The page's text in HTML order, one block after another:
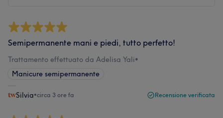
Semipermanente mani e piedi, tutto perfetto!
Trattamento effettuato da Adelisa Yali•
Manicure semipermanente
Silvia•circa 3 ore fa Recensione verificata